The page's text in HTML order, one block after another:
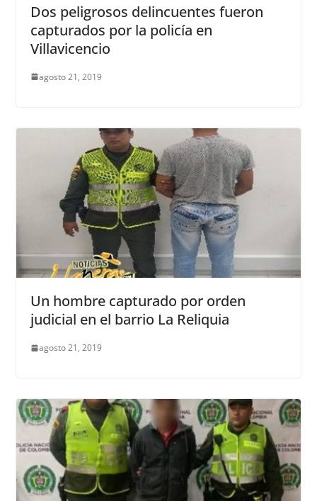
Dos peligrosos delincuentes fueron
capturados por la policía en
Villavicencio
agosto 21, 2019
Un hombre capturado por orden
judicial en el barrio La Reliquia
agosto 21, 2019